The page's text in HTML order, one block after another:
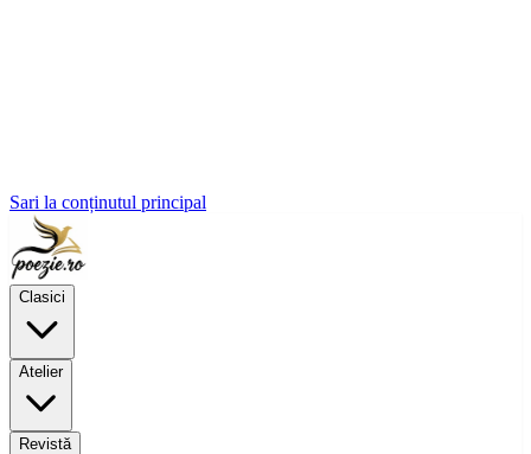
Sari la conținutul principal
Clasici
Atelier
Revistă